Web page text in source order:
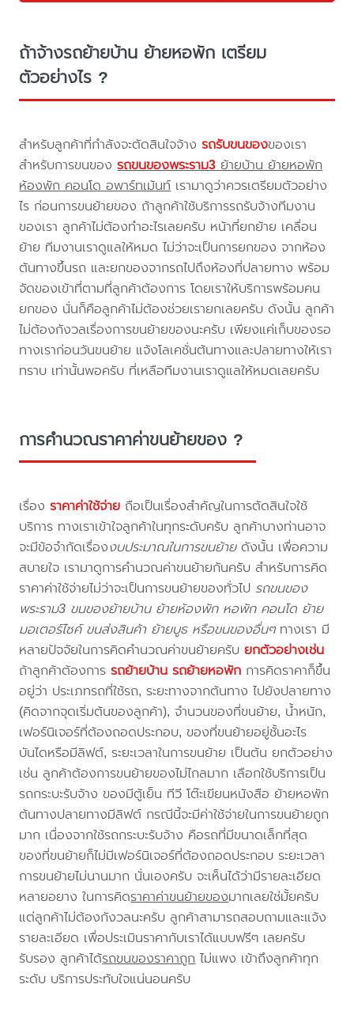
ถ้าจ้างรถย้ายบ้าน ย้ายหอพัก เตรียม
ตัวอย่างไร ?
สำหรับลูกค้าที่กำลังจะตัดสินใจจ้างรถรับขนของของเรา
สำหรับการขนของรถขนของพระราม3ย้ายบ้าน ย้ายหอพัก
ห้องพัก คอนโด อพาร์ทเม้นท์เรามาดูว่าควรเตรียมตัวอย่าง
ไร ก่อนการขนย้ายของ ถ้าลูกค้าใช้บริการรถรับจ้างทีมงาน
ของเรา ลูกค้าไม่ต้องทำอะไรเลยครับ หน้าที่ยกย้าย เคลื่อน
ย้าย ทีมงานเราดูแลให้หมด ไม่ว่าจะเป็นการยกของ จากห้อง
ต้นทางขึ้นรถ และยกของจากรถไปถึงห้องที่ปลายทาง พร้อม
จัดของเข้าที่ตามที่ลูกค้าต้องการ โดยเราให้บริการพร้อมคน
ยกของ นั่นก็คือลูกค้าไม่ต้องช่วยเรายกเลยครับ ดังนั้น ลูกค้า
ไม่ต้องกังวลเรื่องการขนย้ายของนะครับ เพียงแค่เก็บของรอ
ทางเราก่อนวันขนย้าย แจ้งโลเคชั่นต้นทางและปลายทางให้เรา
ทราบ เท่านั้นพอครับ ที่เหลือทีมงานเราดูแลให้หมดเลยครับ
การคำนวณราคาค่าขนย้ายของ ?
เรื่องราคาค่าใช้จ่าย ถือเป็นเรื่องสำคัญในการตัดสินใจใช้
บริการ ทางเราเข้าใจลูกค้าในทุกระดับครับ ลูกค้าบางท่านอาจ
จะมีข้อจำกัดเรื่องงบประมาณในการขนย้ายดังนั้น เพื่อความ
สบายใจ เรามาดูการคำนวณค่าขนย้ายกันครับ สำหรับการคิด
ราคาค่าใช้จ่ายไม่ว่าจะเป็นการขนย้ายของทั่วไป รถขนของ
พระราม3 ขนของย้ายบ้าน ย้ายห้องพัก หอพัก คอนโด ย้าย
มอเตอร์ไซค์ ขนส่งสินค้า ย้ายบูธ หรือขนของอื่นๆทางเรา มี
หลายปัจจัยในการคิดคำนวณค่าขนย้ายครับยกตัวอย่างเช่น
ถ้าลูกค้าต้องการรถย้ายบ้าน รถย้ายหอพัก การคิดราคาก็ขึ้น
อยู่ว่า ประเภทรถที่ใช้รถ, ระยะทางจากต้นทาง ไปยังปลายทาง
(คิดจากจุดเริ่มต้นของลูกค้า), จำนวนของที่ขนย้าย, น้ำหนัก,
เฟอร์นิเจอร์ที่ต้องถอดประกอบ, ของที่ขนย้ายอยู่ชั้นอะไร
บันไดหรือมีลิฟต์, ระยะเวลาในการขนย้าย เป็นต้น ยกตัวอย่าง
เช่น ลูกค้าต้องการขนย้ายของไม่ไกลมาก เลือกใช้บริการเป็น
รถกระบะรับจ้าง ของมีตู้เย็น ทีวี โต๊ะเขียนหนังสือ ย้ายหอพัก
ต้นทางปลายทางมีลิฟต์ กรณีนี้จะมีค่าใช้จ่ายในการขนย้ายถูก
มาก เนื่องจากใช้รถกระบะรับจ้าง คือรถที่มีขนาดเล็กที่สุด
ของที่ขนย้ายก็ไม่มีเฟอร์นิเจอร์ที่ต้องถอดประกอบ ระยะเวลา
การขนย้ายไม่นานมาก นั่นเองครับ จะเห็นได้ว่ามีรายละเอียด
หลายอยาง ในการคิดราคาค่าขนย้ายของมากเลยใช่มั้ยครับ
แต่ลูกค้าไม่ต้องกังวลนะครับ ลูกค้าสามารถสอบถามและแจ้ง
รายละเอียด เพื่อประเมินราคากับเราได้แบบฟรีๆ เลยครับ
รับรอง ลูกค้าได้รถขนของราคาถูกไม่แพง เข้าถึงลูกค้าทุก
ระดับ บริการประทับใจแน่นอนครับ